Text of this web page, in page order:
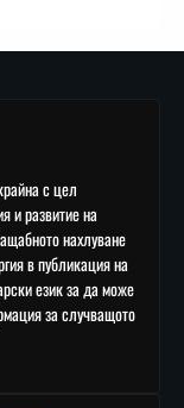
с цел
и развитие на
нахлуване
в публикация на
език за да може
за случващото